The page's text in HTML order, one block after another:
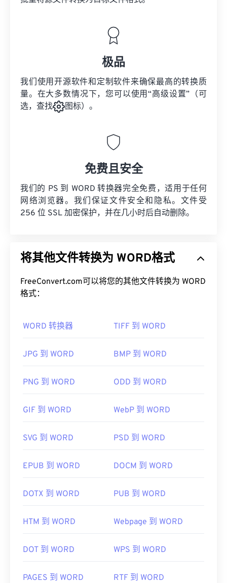
极品
我们使用开源软件和定制软件来确保最高的转换质
量。在大多数情况下，您可以使用“高级设置”（可
选，查找
图标）。
免费且安全
我们的 PS 到 WORD 转换器完全免费，适用于任何
网络浏览器。我们保证文件安全和隐私。文件受
256 位 SSL 加密保护，并在几小时后自动删除。
将其他文件转换为 WORD格式
FreeConvert.com可以将您的其他文件转换为 WORD
格式：
WORD 转换器 TIFF 到 WORD
JPG 到 WORD BMP 到 WORD
PNG 到 WORD ODD 到 WORD
GIF 到 WORD WebP 到 WORD
SVG 到 WORD PSD 到 WORD
EPUB 到 WORD DOCM 到 WORD
DOTX 到 WORD PUB 到 WORD
HTM 到 WORD Webpage 到 WORD
DOT 到 WORD WPS 到 WORD
PAGES 到 WORD RTF 到 WORD